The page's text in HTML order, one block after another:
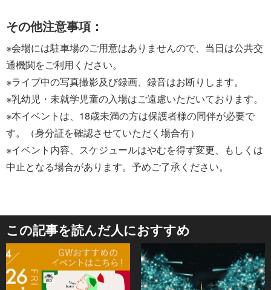
その他注意事項：
※会場には駐車場のご用意はありませんので、当日は公共交
通機関をご利用ください。
※ライブ中の写真撮影及び録画、録音はお断りします。
※乳幼児・未就学児童の入場はご遠慮いただいております。
※本イベントは、18歳未満の方は保護者様の同伴が必要で
す。（身分証を確認させていただく場合有）
※イベント内容、スケジュールはやむを得ず変更、もしくは
中止となる場合があります。予めご了承ください。
この記事を読んだ人におすすめ